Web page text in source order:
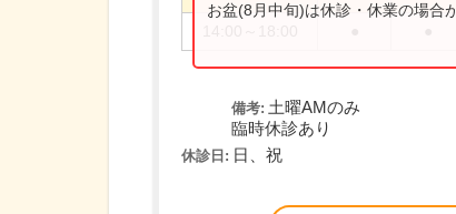
お盆(8月中旬)は休診・休業の場合
備考: 土曜AMのみ
臨時休診あり
休診日: 日、祝